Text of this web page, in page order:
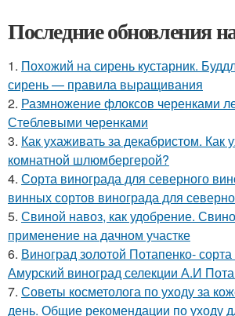
Последние обновления
1. Похожий на сирень кустарник.
сирень — правила выращивания
2. Размножение флоксов черенками
Стеблевыми черенками
3. Как ухаживать за декабристом. Как
комнатной шлюмбергерой?
4. Сорта винограда для северного
винных сортов винограда для
5. Свиной навоз, как удобрение.
применение на дачном участке
6. Виноград золотой Потапенко-
Амурский виноград селекции А.И
7. Советы косметолога по уходу за
день. Общие рекомендации по уходу